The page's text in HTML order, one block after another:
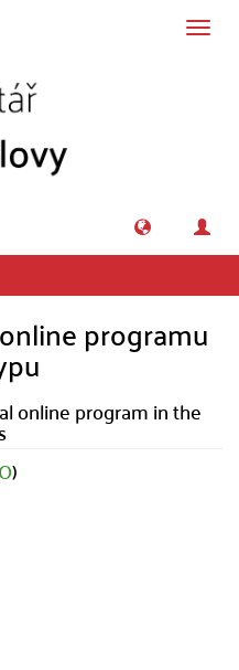
programu
online program in the
)